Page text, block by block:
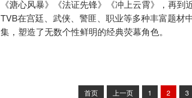
《溏心风暴》《法证先锋》《冲上云霄》，再
TVB在宫廷、武侠、警匪、职业等多种丰富题材
集，塑造了无数个性鲜明的经典荧幕角色。
首页 上一页 1 2 3